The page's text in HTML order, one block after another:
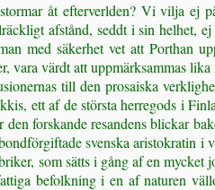
åt efterverlden? Vi vilja
afstånd, seddt i sin helhet,
med säkerhet vet att Porthan
värdt att uppmärksammas
till den prosaiska
ett af de största herregods i
forskande resandens blickar
svenska aristokratin i
som sätts i gång af en
befolkning i en af naturen